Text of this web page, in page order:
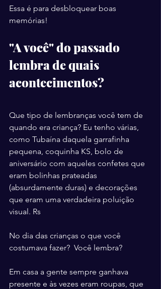
Essa é para desbloquear boas
memórias!
"A você" do passado
lembra de quais
acontecimentos?
Que tipo de lembranças você tem de
quando era criança? Eu tenho várias,
como Tubaína daquela garrafinha
pequena, coquinha KS, bolo de
aniversário com aqueles confetes que
eram bolinhas prateadas
(absurdamente duras) e decorações
que eram uma verdadeira poluição
visual. Rs
No dia das crianças o que você
costumava fazer?  Você lembra?
Em casa a gente sempre ganhava
presente e às vezes eram roupas, que